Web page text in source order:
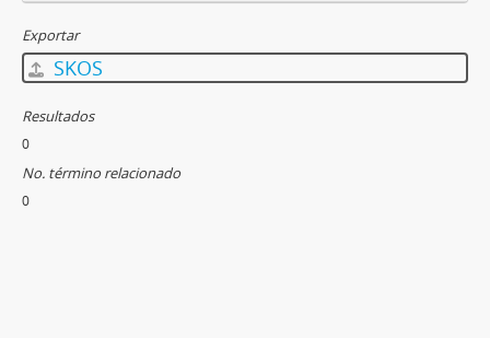
Exportar
SKOS
Resultados
0
No. término relacionado
0